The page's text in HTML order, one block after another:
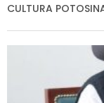
CULTURA